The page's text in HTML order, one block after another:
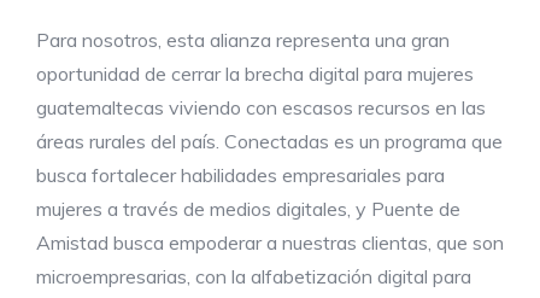
Para nosotros, esta alianza representa una gran
oportunidad de cerrar la brecha digital para mujeres
guatemaltecas viviendo con escasos recursos en las
áreas rurales del país. Conectadas es un programa que
busca fortalecer habilidades empresariales para
mujeres a través de medios digitales, y Puente de
Amistad busca empoderar a nuestras clientas, que son
microempresarias, con la alfabetización digital para